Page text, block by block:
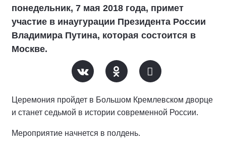
понедельник, 7 мая 2018 года, примет
участие в инаугурации Президента России
Владимира Путина, которая состоится в
Москве.
Церемония пройдет в Большом Кремлевском дворце
и станет седьмой в истории современной России.
Мероприятие начнется в полдень.